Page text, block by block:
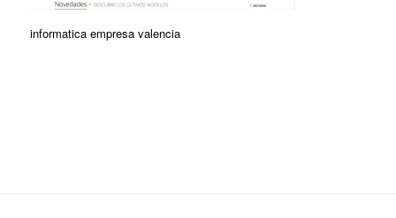
informatica empresa valencia